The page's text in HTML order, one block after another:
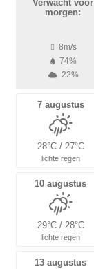
Verwacht voor
morgen:
8m/s
74%
22%
7 augustus
28°C / 27°C
lichte regen
10 augustus
29°C / 28°C
lichte regen
13 augustus